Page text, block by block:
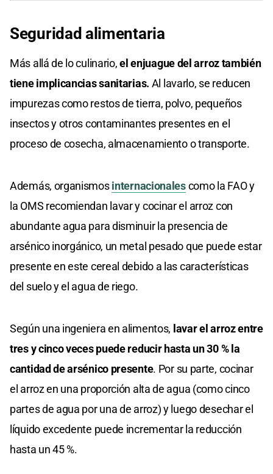
Seguridad alimentaria
Más allá de lo culinario,el enjuague del arroz también
tiene implicancias sanitarias. Al lavarlo, se reducen
impurezas como restos de tierra, polvo, pequeños
insectos y otros contaminantes presentes en el
proceso de cosecha, almacenamiento o transporte.
Además, organismosinternacionalescomo la FAO y
la OMS recomiendan lavar y cocinar el arroz con
abundante agua para disminuir la presencia de
arsénico inorgánico, un metal pesado que puede estar
presente en este cereal debido a las características
del suelo y el agua de riego.
Según una ingeniera en alimentos, lavar el arroz entre
tres y cinco veces puede reducir hasta un 30 % la
cantidad de arsénico presente. Por su parte, cocinar
el arroz en una proporción alta de agua (como cinco
partes de agua por una de arroz) y luego desechar el
líquido excedente puede incrementar la reducción
hasta un 45 %.